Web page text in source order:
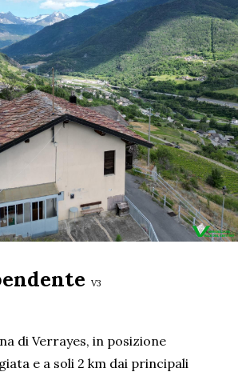
V3
di Verrayes, in posizione
e a soli 2 km dai principali